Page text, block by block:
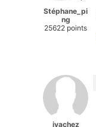
Stéphane_pi
ng
25622 points
jvachez